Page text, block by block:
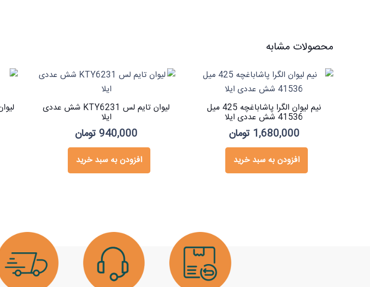
محصولات مشابه
نیم لیوان الگرا پاشاباغچه 425 میل
41536 شش عددی ایلا
1,680,000 تومان
افزودن به سبد خرید
لیوان تایم لس KTY6231 شش عددی
ایلا
940,000 تومان
افزودن به سبد خرید